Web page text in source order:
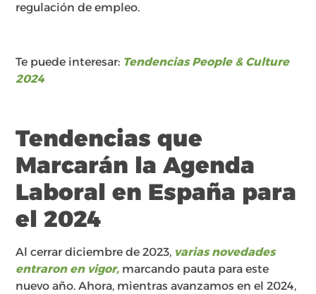
regulación de empleo.
Te puede interesar: Tendencias People & Culture
2024
Tendencias que
Marcarán la Agenda
Laboral en España para
el 2024
Al cerrar diciembre de 2023, varias novedades
entraron en vigor, marcando pauta para este
nuevo año. Ahora, mientras avanzamos en el 2024,